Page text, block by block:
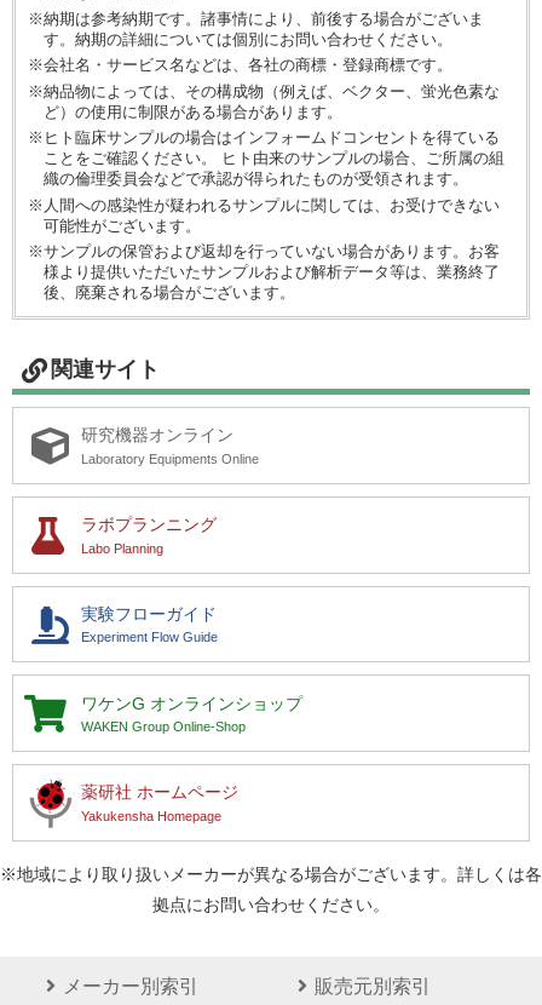
※納期は参考納期です。諸事情により、前後する場合がございま
す。納期の詳細については個別にお問い合わせください。
※会社名・サービス名などは、各社の商標・登録商標です。
※納品物によっては、その構成物（例えば、ベクター、蛍光色素な
ど）の使用に制限がある場合があります。
※ヒト臨床サンプルの場合はインフォームドコンセントを得ている
ことをご確認ください。 ヒト由来のサンプルの場合、ご所属の組
織の倫理委員会などで承認が得られたものが受領されます。
※人間への感染性が疑われるサンプルに関しては、お受けできない
可能性がございます。
※サンプルの保管および返却を行っていない場合があります。お客
様より提供いただいたサンプルおよび解析データ等は、業務終了
後、廃棄される場合がございます。
関連サイト
研究機器オンライン
Laboratory Equipments Online
ラボプランニング
Labo Planning
実験フローガイド
Experiment Flow Guide
ワケンG オンラインショップ
WAKEN Group Online-Shop
薬研社 ホームページ
Yakukensha Homepage
※地域により取り扱いメーカーが異なる場合がございます。詳しくは各
拠点にお問い合わせください。
メーカー別索引 販売元別索引